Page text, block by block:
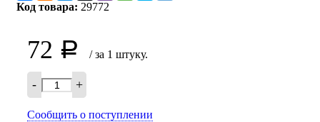
Код товара: 29772
72 Р / за 1 штуку.
- +
Сообщить о поступлении